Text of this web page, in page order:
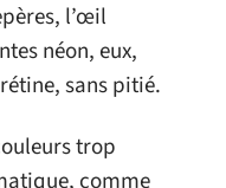
l’œil
néon, eux,
sans pitié.
trop
comme